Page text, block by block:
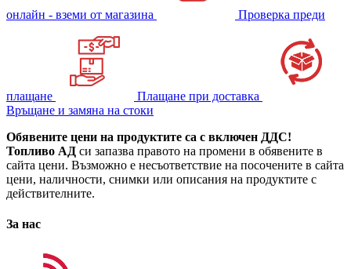
онлайн - вземи от магазина Проверка преди
плащане
Плащане при доставка
Връщане и замяна на стоки
Обявените цени на продуктите са с включен ДДС!
Топливо АД си запазва правото на промени в обявените в
сайта цени. Възможно е несъответствие на посочените в сайта
цени, наличности, снимки или описания на продуктите с
действителните.
За нас